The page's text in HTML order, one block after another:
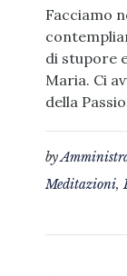
Facciamo
di stupore
Maria. Ci
della
by
Meditazioni,